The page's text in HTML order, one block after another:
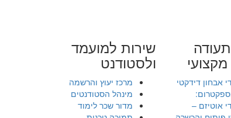
אבחון דידקטי
אוטיזם –
שירות למועמד
ולסטודנט
מרכז יעוץ והרשמה
מינהל הסטודנטים
מדור שכר לימוד